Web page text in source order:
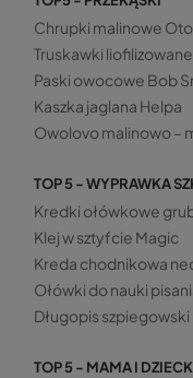
Chrupki malinowe
Truskawki
Paski owocowe Bob
Kaszka jaglana Helpa
Owolovo malinowo –
TOP 5 - WYPRAWKA
Kredki ołówkowe
Klej w sztyfcie Magic
Kreda chodnikowa
Ołówki do nauki
Długopis szpiegowski
TOP 5 - MAMA I